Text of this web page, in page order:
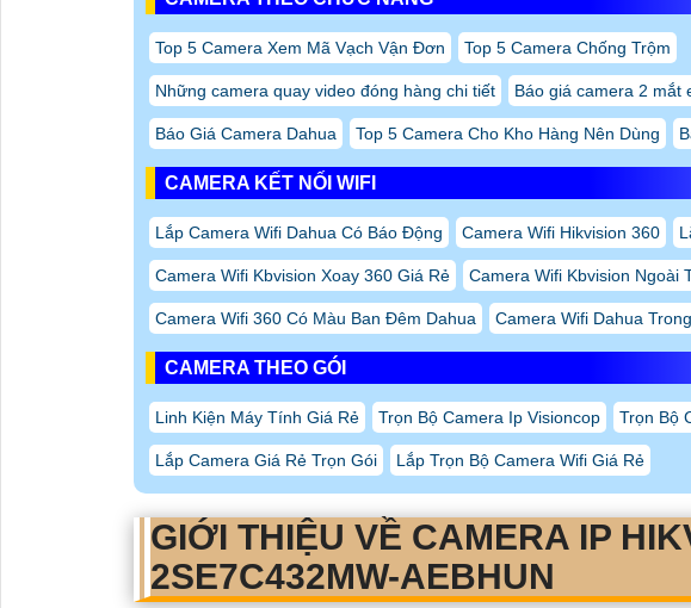
Top 5 Camera Xem Mã Vạch Vận Đơn Top 5 Camera Chống Trộm
Những camera quay video đóng hàng chi tiết Báo giá camera 2 mắt
Báo Giá Camera Dahua Top 5 Camera Cho Kho Hàng Nên Dùng
CAMERA KẾT NỐI WIFI
Lắp Camera Wifi Dahua Có Báo Động Camera Wifi Hikvision 360
Camera Wifi Kbvision Xoay 360 Giá Rẻ Camera Wifi Kbvision Ngoài
Camera Wifi 360 Có Màu Ban Đêm Dahua Camera Wifi Dahua
CAMERA THEO GÓI
Linh Kiện Máy Tính Giá Rẻ Trọn Bộ Camera Ip Visioncop Trọn Bộ
Lắp Camera Giá Rẻ Trọn Gói Lắp Trọn Bộ Camera Wifi Giá Rẻ
GIỚI THIỆU VỀ CAMERA IP
2SE7C432MW-AEBHUN